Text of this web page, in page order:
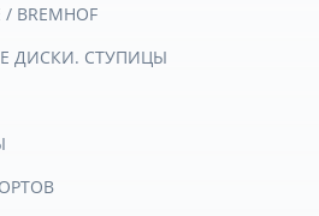
BREMHOF
ДИСКИ. СТУПИЦЫ